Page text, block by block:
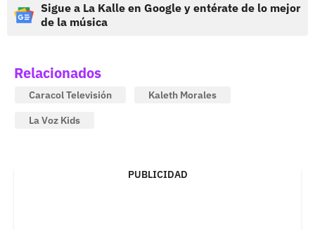
Sigue a La Kalle en Google y entérate de lo mejor
de la música
Relacionados
Caracol Televisión
Kaleth Morales
La Voz Kids
PUBLICIDAD